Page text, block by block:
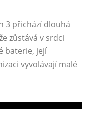
3 přichází dlouhá
zůstává v srdci
baterie, její
vyvolávají malé